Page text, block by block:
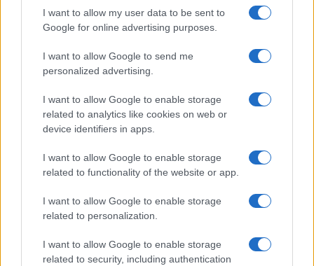
I want to allow my user data to be sent to
Google for online advertising purposes.
I want to allow Google to send me
personalized advertising.
I want to allow Google to enable storage
related to analytics like cookies on web or
device identifiers in apps.
I want to allow Google to enable storage
related to functionality of the website or app.
I want to allow Google to enable storage
related to personalization.
I want to allow Google to enable storage
related to security, including authentication
BEV General Motors
προώθησης ανανεώσιμου
υδρογόνου
Επόμενο άρθρο
μέσω της Kinsen στην Ελλάδα